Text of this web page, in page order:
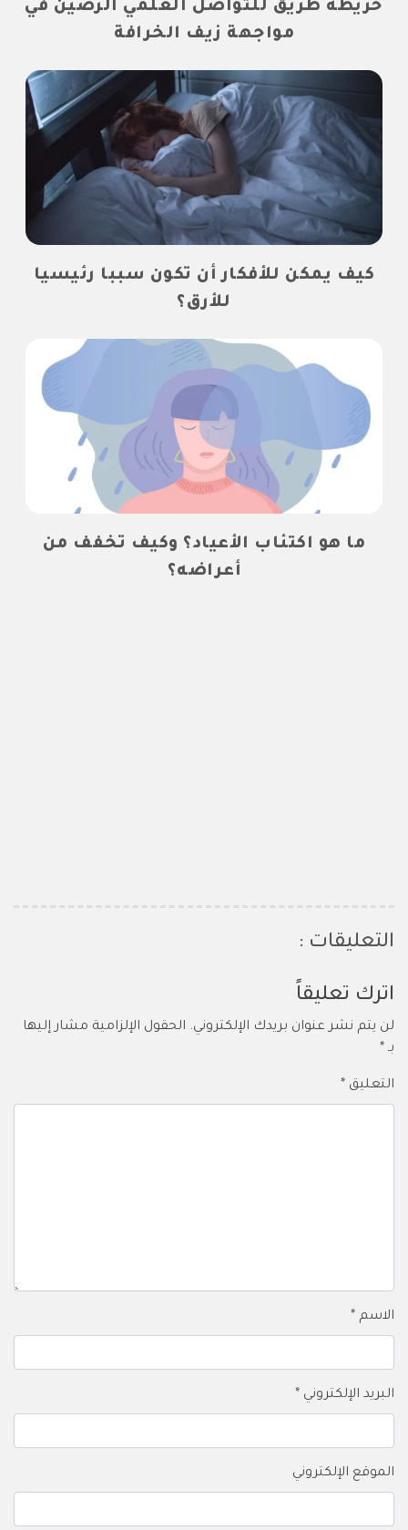
خريطة طريق للتواصل العلمي الرصين في
مواجهة زيف الخرافة
كيف يمكن للأفكار أن تكون سببا رئيسيا
للأرق؟
ما هو اكتئاب الأعياد؟ وكيف تخفف من
أعراضه؟
التعليقات :
اترك تعليقاً
لن يتم نشر عنوان بريدك الإلكتروني. الحقول الإلزامية مشار إليها
بـ *
التعليق *
الاسم *
البريد الإلكتروني *
الموقع الإلكتروني